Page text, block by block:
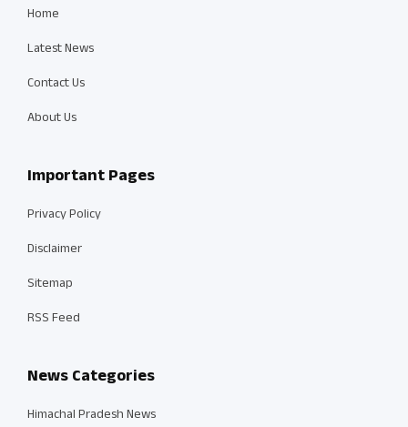
Home
Latest News
Contact Us
About Us
Important Pages
Privacy Policy
Disclaimer
Sitemap
RSS Feed
News Categories
Himachal Pradesh News